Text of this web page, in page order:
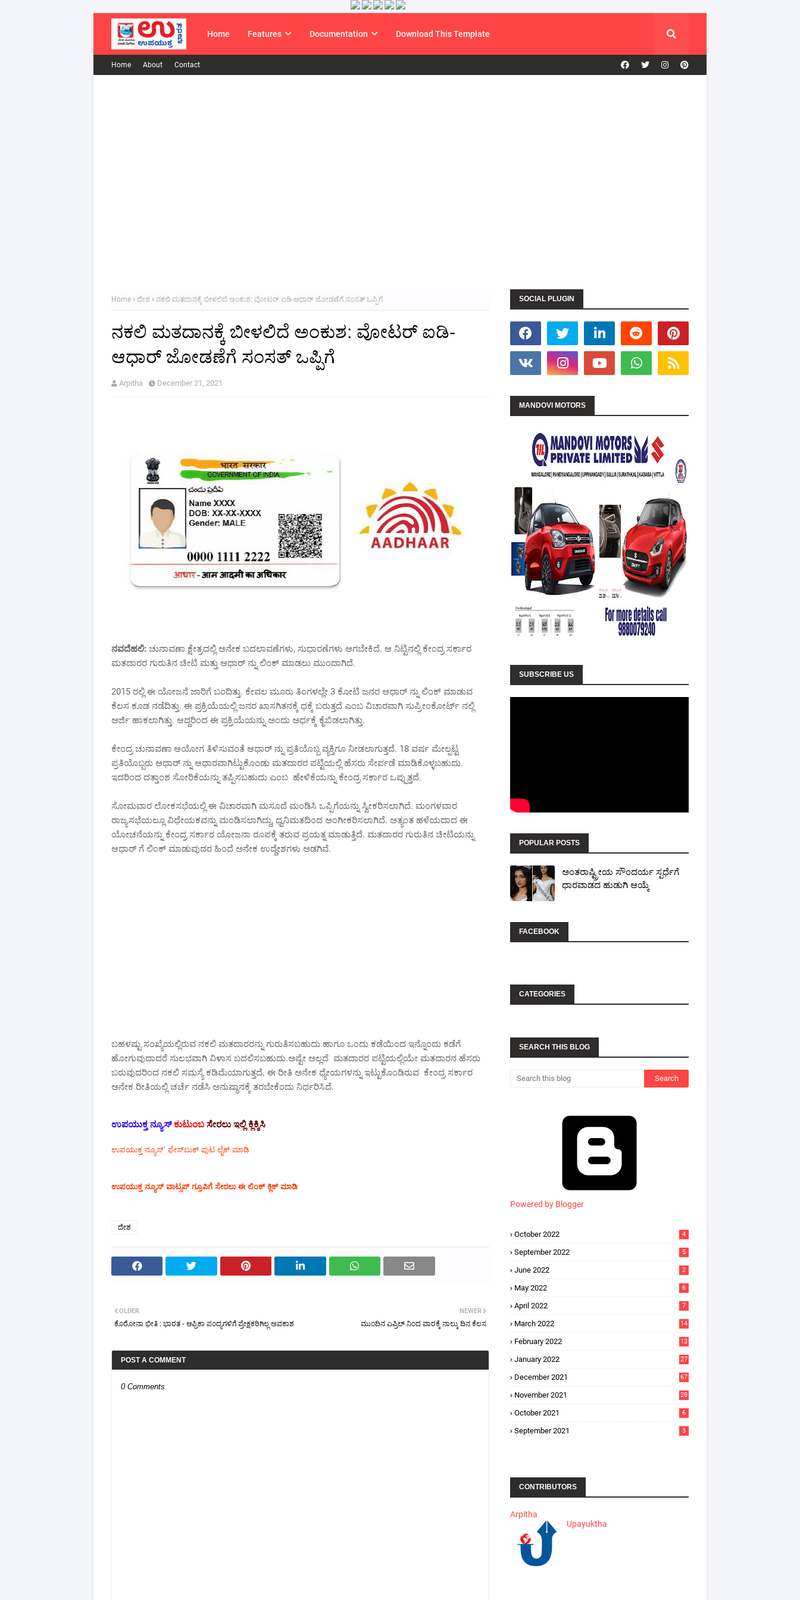
Home Features Documentation Download This Template
Home About Contact
Home ದೇಶ ನಕಲಿ ಮತದಾನಕ್ಕೆ ಬೀಳಲಿದೆ ಅಂಕುಶ: ವೋಟರ್ ಐಡಿ-ಆಧಾರ್‌ ಜೋಡಣೆಗೆ ಸಂಸತ್‌ ಒಪ್ಪಿಗೆ
ನಕಲಿ ಮತದಾನಕ್ಕೆ ಬೀಳಲಿದೆ ಅಂಕುಶ: ವೋಟರ್ ಐಡಿ-
ಆಧಾರ್‌ ಜೋಡಣೆಗೆ ಸಂಸತ್‌ ಒಪ್ಪಿಗೆ
Arpitha December 21, 2021
ನವದೆಹಲಿ: ಚುನಾವಣಾ ಕ್ಷೇತ್ರದಲ್ಲಿ ಅನೇಕ ಬದಲಾವಣೆಗಳು, ಸುಧಾರಣೆಗಳು ಆಗಬೇಕಿದೆ. ಆ ನಿಟ್ಟಿನಲ್ಲಿ ಕೇಂದ್ರ ಸರ್ಕಾರ
ಮತದಾರರ ಗುರುತಿನ ಚೀಟಿ ಮತ್ತು ಆಧಾರ್ ನ್ನು ಲಿಂಕ್ ಮಾಡಲು ಮುಂದಾಗಿದೆ.
2015 ರಲ್ಲಿ ಈ ಯೋಜನೆ ಜಾರಿಗೆ ಬಂದಿತ್ತು. ಕೇವಲ ಮೂರು ತಿಂಗಳಲ್ಲೇ 3 ಕೋಟಿ ಜನರ ಆಧಾರ್ ನ್ನು ಲಿಂಕ್ ಮಾಡುವ
ಕೆಲಸ ಕೂಡ ನಡೆದಿತ್ತು. ಈ ಪ್ರಕ್ರಿಯೆಯಲ್ಲಿ ಜನರ ಖಾಸಗಿತನಕ್ಕೆ ಧಕ್ಕೆ ಬರುತ್ತದೆ ಎಂಬ ವಿಚಾರವಾಗಿ ಸುಪ್ರೀಂಕೋರ್ಟ್ ನಲ್ಲಿ
ಅರ್ಜಿ ಹಾಕಲಾಗಿತ್ತು. ಆದ್ದರಿಂದ ಈ ಪ್ರಕ್ರಿಯೆಯನ್ನು ಅಂದು ಅರ್ಧಕ್ಕೆ ಕೈಬಿಡಲಾಗಿತ್ತು.
ಕೇಂದ್ರ ಚುನಾವಣಾ ಆಯೋಗ ತಿಳಿಸುವಂತೆ ಆಧಾರ್ ನ್ನು ಪ್ರತಿಯೊಬ್ಬ ವ್ಯಕ್ತಿಗೂ ನೀಡಲಾಗುತ್ತದೆ. 18 ವರ್ಷ ಮೇಲ್ಪಟ್ಟ
ಪ್ರತಿಯೊಬ್ಬರು ಆಧಾರ್ ನ್ನು ಆಧಾರವಾಗಿಟ್ಟುಕೊಂಡು ಮತದಾರರ ಪಟ್ಟಿಯಲ್ಲಿ ಹೆಸರು ಸೇರ್ಪಡೆ ಮಾಡಿಕೊಳ್ಳಬಹುದು.
ಇದರಿಂದ ದತ್ತಾಂಶ ಸೋರಿಕೆಯನ್ನು ತಪ್ಪಿಸಬಹುದು ಎಂಬ ಹೇಳಿಕೆಯನ್ನು ಕೇಂದ್ರ ಸರ್ಕಾರ ಒಪ್ಪುತ್ತದೆ.
ಸೋಮವಾರ ಲೋಕಸಭೆಯಲ್ಲಿ ಈ ವಿಚಾರವಾಗಿ ಮಸೂದೆ ಮಂಡಿಸಿ ಒಪ್ಪಿಗೆಯನ್ನು ಸ್ವೀಕರಿಸಲಾಗಿದೆ. ಮಂಗಳವಾರ
ರಾಜ್ಯಸಭೆಯಲ್ಲೂ ವಿಧೇಯಕವನ್ನು ಮಂಡಿಸಲಾಗಿದ್ದು, ಧ್ವನಿಮತದಿಂದ ಅಂಗೀಕರಿಸಲಾಗಿದೆ. ಅತ್ಯಂತ ಹಳೆಯದಾದ ಈ
ಯೋಚನೆಯನ್ನು ಕೇಂದ್ರ ಸರ್ಕಾರ ಯೋಜನಾ ರೂಪಕ್ಕೆ ತರುವ ಪ್ರಯತ್ನ ಮಾಡುತ್ತಿದೆ. ಮತದಾರರ ಗುರುತಿನ ಚೀಟಿಯನ್ನು
ಆಧಾರ್ ಗೆ ಲಿಂಕ್ ಮಾಡುವುದರ ಹಿಂದೆ ಅನೇಕ ಉದ್ದೇಶಗಳು ಅಡಗಿವೆ.
ಬಹಳಷ್ಟು ಸಂಖ್ಯೆಯಲ್ಲಿರುವ ನಕಲಿ ಮತದಾರರನ್ನು ಗುರುತಿಸಬಹುದು ಹಾಗೂ ಒಂದು ಕಡೆಯಿಂದ ಇನ್ನೊಂದು ಕಡೆಗೆ
ಹೋಗುವುದಾದರೆ ಸುಲಭವಾಗಿ ವಿಳಾಸ ಬದಲಿಸಬಹುದು.ಅಷ್ಟೇ ಅಲ್ಲದೆ ಮತದಾರರ ಪಟ್ಟಿಯಲ್ಲಿಯೇ ಮತದಾರನ ಹೆಸರು
ಬರುವುದರಿಂದ ನಕಲಿ ಸಮಸ್ಯೆ ಕಡಿಮೆಯಾಗುತ್ತದೆ. ಈ ರೀತಿ ಅನೇಕ ಧ್ಯೇಯಗಳನ್ನು ಇಟ್ಟುಕೊಂಡಿರುವ ಕೇಂದ್ರ ಸರ್ಕಾರ
ಅನೇಕ ರೀತಿಯಲ್ಲಿ ಚರ್ಚೆ ನಡೆಸಿ ಅನುಷ್ಠಾನಕ್ಕೆ ತರಬೇಕೆಂದು ನಿರ್ಧರಿಸಿದೆ.
ಉಪಯುಕ್ತ ನ್ಯೂಸ್ಕುಟುಂಬ ಸೇರಲು ಇಲ್ಲಿ ಕ್ಲಿಕ್ಕಿಸಿ
ಉಪಯುಕ್ತ ನ್ಯೂಸ್‌’ ಫೇಸ್‌ಬುಕ್ ಪುಟ ಲೈಕ್ ಮಾಡಿ
ಉಪಯುಕ್ತ ನ್ಯೂಸ್‌ ವಾಟ್ಸಪ್‌ ಗ್ರೂಪಿಗೆ ಸೇರಲು ಈ ಲಿಂಕ್ ಕ್ಲಿಕ್ ಮಾಡಿ
ದೇಶ
NEWER
ಮುಂದಿನ ಎಪ್ರಿಲ್ ನಿಂದ ವಾರಕ್ಕೆ ನಾಲ್ಕು ದಿನ ಕೆಲಸ
OLDER
ಕೊರೋನಾ ಭೀತಿ : ಭಾರತ - ಆಫ್ರಿಕಾ ಪಂದ್ಯಗಳಿಗೆ ಪ್ರೇಕ್ಷಕರಿಗಿಲ್ಲ ಅವಕಾಶ
POST A COMMENT
0 Comments
SOCIAL PLUGIN
MANDOVI MOTORS
SUBSCRIBE US
POPULAR POSTS
ಅಂತರಾಷ್ಟ್ರೀಯ ಸೌಂದರ್ಯ ಸ್ಪರ್ಧೆಗೆ
ಧಾರವಾಡದ ಹುಡುಗಿ ಆಯ್ಕೆ
FACEBOOK
CATEGORIES
SEARCH THIS BLOG
Powered by Blogger
October 2022 4
September 2022 5
June 2022 2
May 2022 6
April 2022 7
March 2022 14
February 2022 13
January 2022 27
December 2021 67
November 2021 28
October 2021 6
September 2021 3
CONTRIBUTORS
Arpitha
Upayuktha